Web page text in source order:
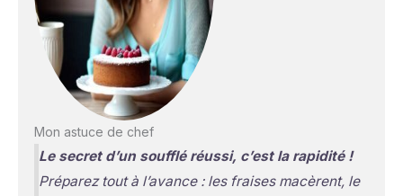
Mon astuce de chef
Le secret d’un soufflé réussi, c’est la rapidité !
Préparez tout à l’avance : les fraises macèrent, le